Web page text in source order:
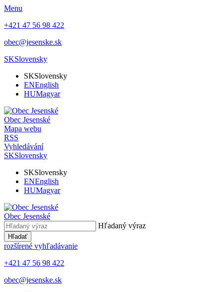
Menu
+421 47 56 98 422
obec@jesenske.sk
SKSlovensky
SKSlovensky
ENEnglish
HUMagyar
Obec Jesenské
Mapa webu
RSS
Vyhledávání
SKSlovensky
SKSlovensky
ENEnglish
HUMagyar
Obec Jesenské
Hľadaný výraz
Hľadať
rozšírené vyhľadávanie
+421 47 56 98 422
obec@jesenske.sk